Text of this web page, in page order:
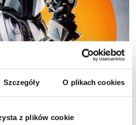
Szczegóły O plikach cookies
z plików cookie